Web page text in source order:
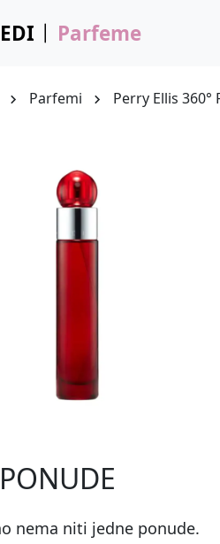
Parfeme
Parfemi Perry Ellis 360°
nema niti jedne ponude.